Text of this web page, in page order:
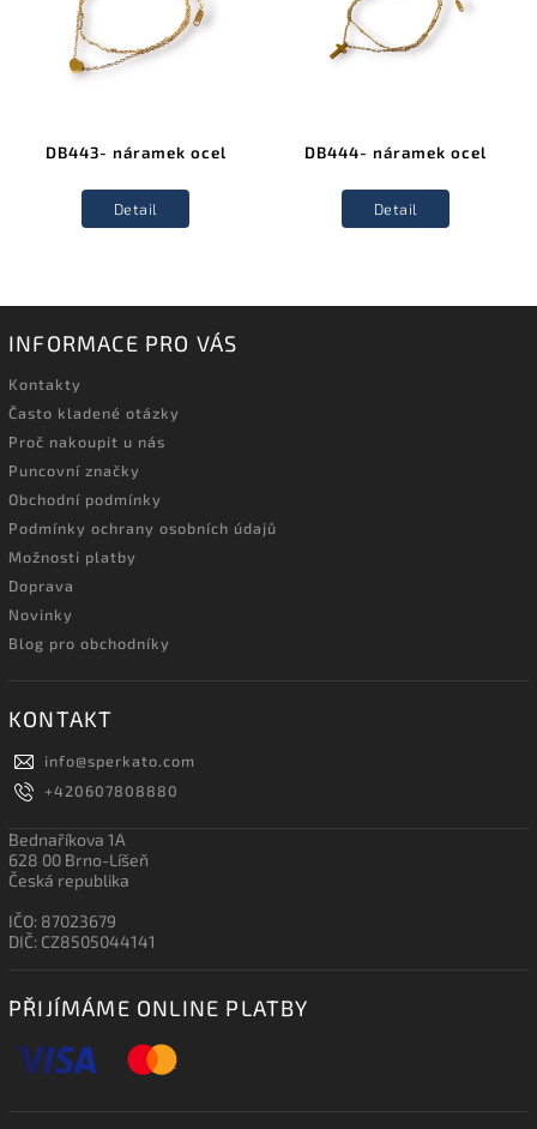
DB443- náramek ocel
Detail
DB444- náramek ocel
Detail
INFORMACE PRO VÁS
Kontakty
Často kladené otázky
Proč nakoupit u nás
Puncovní značky
Obchodní podmínky
Podmínky ochrany osobních údajů
Možnosti platby
Doprava
Novinky
Blog pro obchodníky
KONTAKT
info@sperkato.com
+420607808880
Bednaříkova 1A
628 00 Brno-Líšeň
Česká republika
IČO: 87023679
DIČ: CZ8505044141
PŘIJÍMÁME ONLINE PLATBY